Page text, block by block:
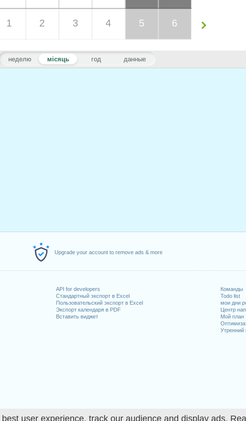
user experience, track our audience and display ads.
Upgrade your account to remove ads & more
API for developers
Стандартный экспорт в Excel
Пользовательский экспорт в Excel
Экспорт календаря в PDF
Вставить виджет
Команды
Todo list
мои дни
Центр
Мой план
Утренний
неделю місяць год данные
1 2 3 4 5 6